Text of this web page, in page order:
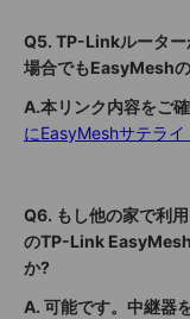
Q5. TP-Linkルーター
場合でもEasyMesh
A.本リンク内容をご
にEasyMeshサテラ
Q6. もし他の家で利
のTP-Link
か?
A. 可能です。中継器